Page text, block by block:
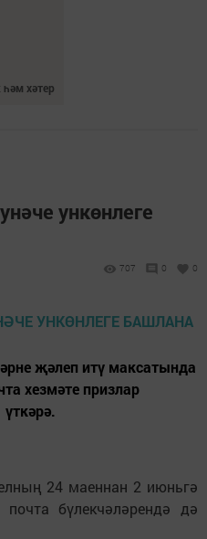
хәтер
ункөнлеге
707 0 0
җәлеп итү максатында
хезмәте призлар
24 маеннан 2 июньгә
бүлекчәләрендә дә